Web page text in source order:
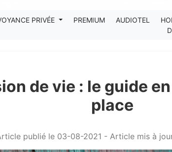
PRIVÉE PREMIUM AUDIOTEL
de vie : le guide
place
publié le 03-08-2021 - Article mis à